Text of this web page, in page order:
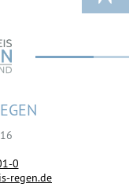
0
regen.de